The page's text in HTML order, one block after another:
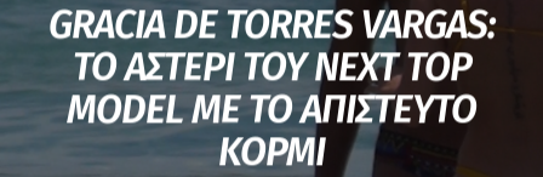
GRACIA DE TORRES VARGAS:
ΤΟ ΑΣΤΕΡΙ ΤΟΥ NEXT TOP
MODEL ΜΕ ΤΟ ΑΠΙΣΤΕΥΤΟ
ΚΟΡΜΙ